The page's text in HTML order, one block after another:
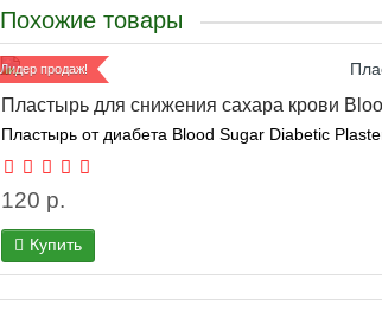
Похожие товары
Лидер продаж!
Пластырь для снижения сахара крови
Пластырь от диабета Blood Sugar Diabetic
120 р.
Купить